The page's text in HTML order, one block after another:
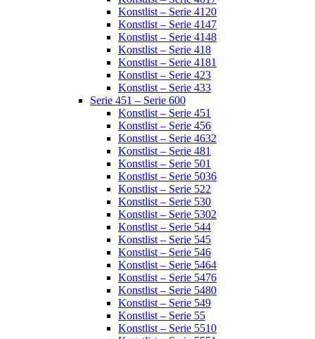
Konstlist – Serie 4120
Konstlist – Serie 4147
Konstlist – Serie 4148
Konstlist – Serie 418
Konstlist – Serie 4181
Konstlist – Serie 423
Konstlist – Serie 433
Serie 451 – Serie 600
Konstlist – Serie 451
Konstlist – Serie 456
Konstlist – Serie 4632
Konstlist – Serie 481
Konstlist – Serie 501
Konstlist – Serie 5036
Konstlist – Serie 522
Konstlist – Serie 530
Konstlist – Serie 5302
Konstlist – Serie 544
Konstlist – Serie 545
Konstlist – Serie 546
Konstlist – Serie 5464
Konstlist – Serie 5476
Konstlist – Serie 5480
Konstlist – Serie 549
Konstlist – Serie 55
Konstlist – Serie 5510